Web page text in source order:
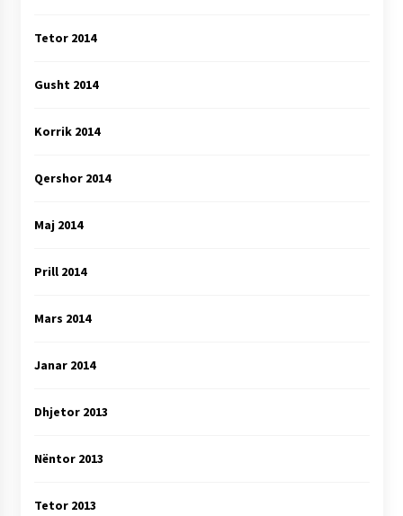
Tetor 2014
Gusht 2014
Korrik 2014
Qershor 2014
Maj 2014
Prill 2014
Mars 2014
Janar 2014
Dhjetor 2013
Nëntor 2013
Tetor 2013